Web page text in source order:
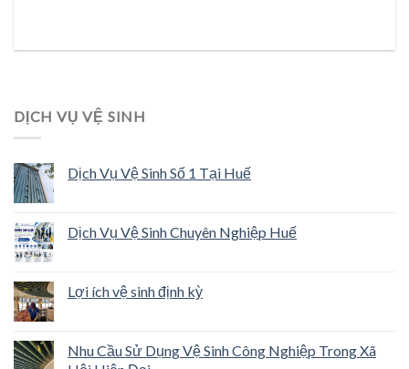
DỊCH VỤ VỆ SINH
Dịch Vụ Vệ Sinh Số 1 Tại Huế
Dịch Vụ Vệ Sinh Chuyên Nghiệp Huế
Lợi ích vệ sinh định kỳ
Nhu Cầu Sử Dụng Vệ Sinh Công Nghiệp Trong Xã